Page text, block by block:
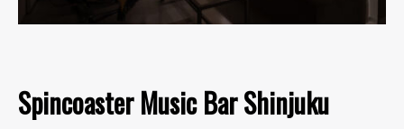
Spincoaster Music Bar Shinjuku